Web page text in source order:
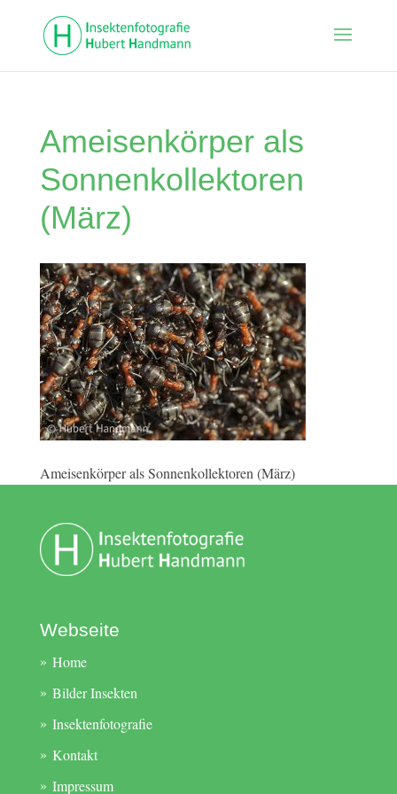
Ameisenkörper als
Sonnenkollektoren
(März)
Ameisenkörper als Sonnenkollektoren (März)
Webseite
Home
Bilder Insekten
Insektenfotografie
Kontakt
Impressum